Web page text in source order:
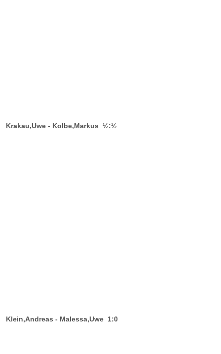
Krakau,Uwe - Kolbe,Markus ½:½
Klein,Andreas - Malessa,Uwe 1:0